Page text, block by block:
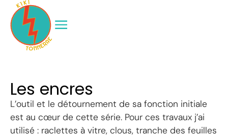
Les encres
L’outil et le détournement de sa fonction initiale
est au cœur de cette série. Pour ces travaux j’ai
utilisé : raclettes à vitre, clous, tranche des feuilles